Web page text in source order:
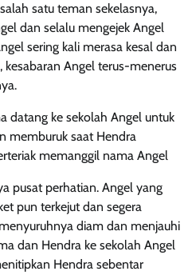
satu teman sekelasnya,
dan selalu mengejek Angel
sering kali merasa kesal dan
kesabaran Angel terus-menerus
datang ke sekolah Angel untuk
memburuk saat Hendra
memanggil nama Angel
pusat perhatian. Angel yang
pun terkejut dan segera
diam dan menjauhi
dan Hendra ke sekolah Angel
Hendra sebentar